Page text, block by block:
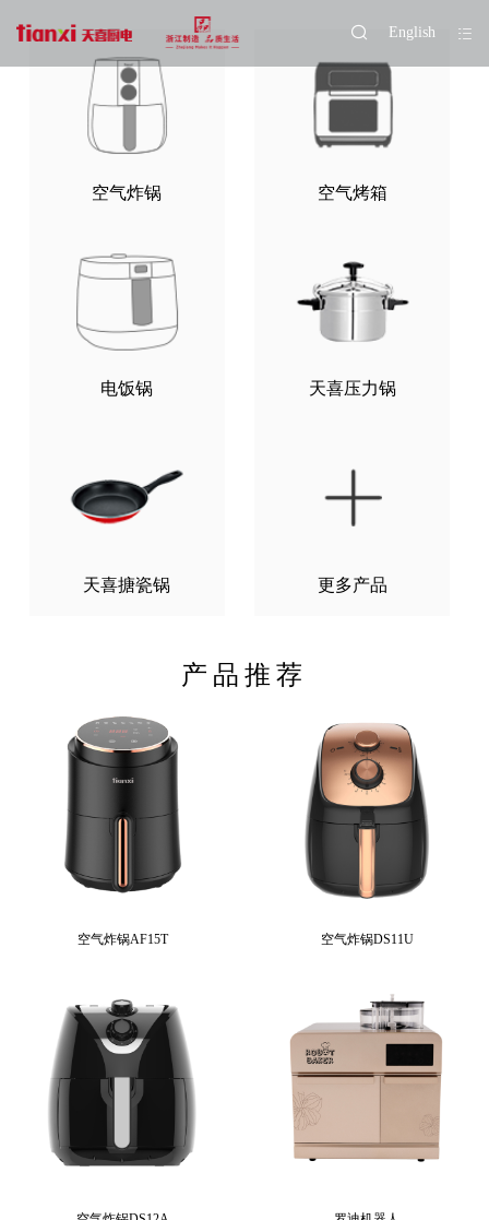
English
空气炸锅 空气烤箱
电饭锅 天喜压力锅
天喜搪瓷锅 更多产品
产品推荐
空气炸锅AF15T 空气炸锅DS11U